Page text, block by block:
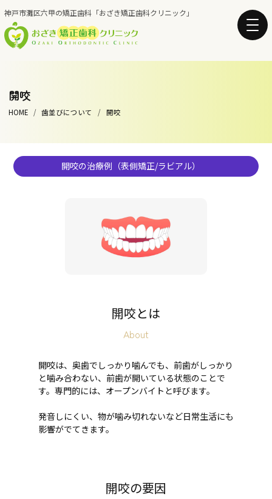
神戸市灘区六甲の矯正歯科「おざき矯正歯科クリニック」
開咬
HOME 歯並びについて 開咬
開咬の治療例（表側矯正/ラビアル）
開咬とは
About
開咬は、奥歯でしっかり噛んでも、前歯がしっかり
と噛み合わない、前歯が開いている状態のことで
す。専門的には、オープンバイトと呼びます。
発音しにくい、物が噛み切れないなど日常生活にも
影響がでてきます。
開咬の要因